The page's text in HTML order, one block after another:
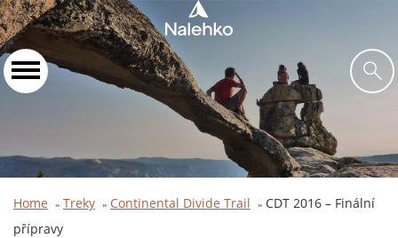
Home » Treky » Continental Divide Trail » CDT 2016 – Finální
přípravy